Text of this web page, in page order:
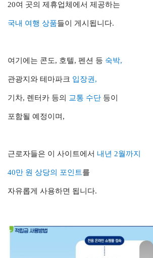
20여 곳의 제휴업체에서 제공하는
국내 여행 상품들이 게시됩니다.
여기에는 콘도, 호텔, 펜션 등 숙박,
관광지와 테마파크 입장권,
기차, 렌터카 등의 교통 수단 등이
포함될 예정이며,
근로자들은 이 사이트에서 내년 2월까지
40만 원 상당의 포인트를
자유롭게 사용하면 됩니다.